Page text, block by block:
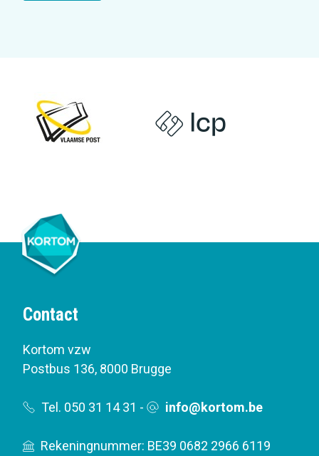
Contact
Kortom vzw
Postbus 136, 8000 Brugge
Tel. 050 31 14 31 - info@kortom.be
Rekeningnummer: BE39 0682 2966 6119